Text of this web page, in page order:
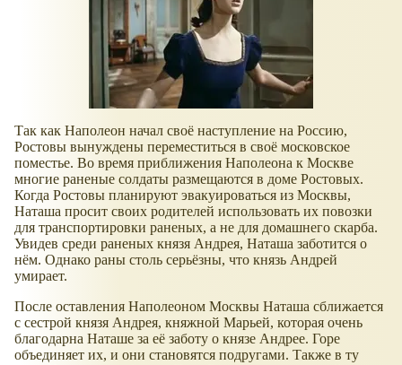
Так как Наполеон начал своё наступление на Россию,
Ростовы вынуждены переместиться в своё московское
поместье. Во время приближения Наполеона к Москве
многие раненые солдаты размещаются в доме Ростовых.
Когда Ростовы планируют эвакуироваться из Москвы,
Наташа просит своих родителей использовать их повозки
для транспортировки раненых, а не для домашнего скарба.
Увидев среди раненых князя Андрея, Наташа заботится о
нём. Однако раны столь серьёзны, что князь Андрей
умирает.
После оставления Наполеоном Москвы Наташа сближается
с сестрой князя Андрея, княжной Марьей, которая очень
благодарна Наташе за её заботу о князе Андрее. Горе
объединяет их, и они становятся подругами. Также в ту